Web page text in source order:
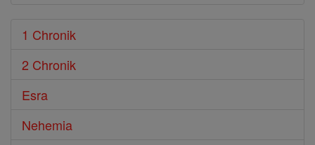
1 Chronik
2 Chronik
Esra
Nehemia